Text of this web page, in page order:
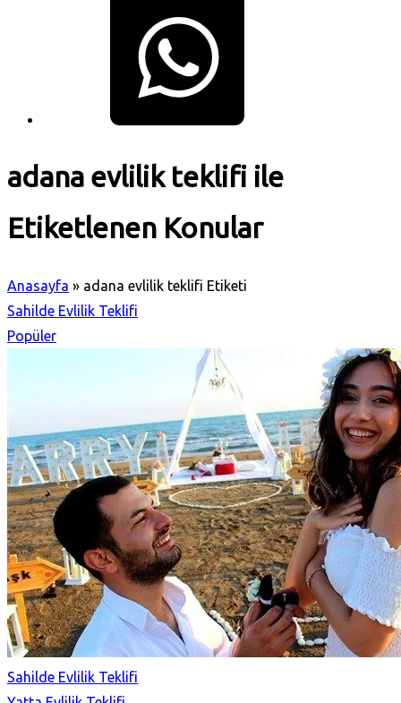
adana evlilik teklifi ile
Etiketlenen Konular
Anasayfa » adana evlilik teklifi Etiketi
Sahilde Evlilik Teklifi
Popüler
Sahilde Evlilik Teklifi